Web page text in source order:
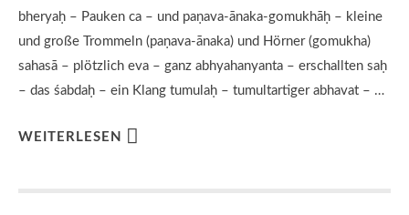
bheryaḥ – Pauken ca – und paṇava-ānaka-gomukhāḥ – kleine
und große Trommeln (paṇava-ānaka) und Hörner (gomukha)
sahasā – plötzlich eva – ganz abhyahanyanta – erschallten saḥ
– das śabdaḥ – ein Klang tumulaḥ – tumultartiger abhavat – …
WEITERLESEN